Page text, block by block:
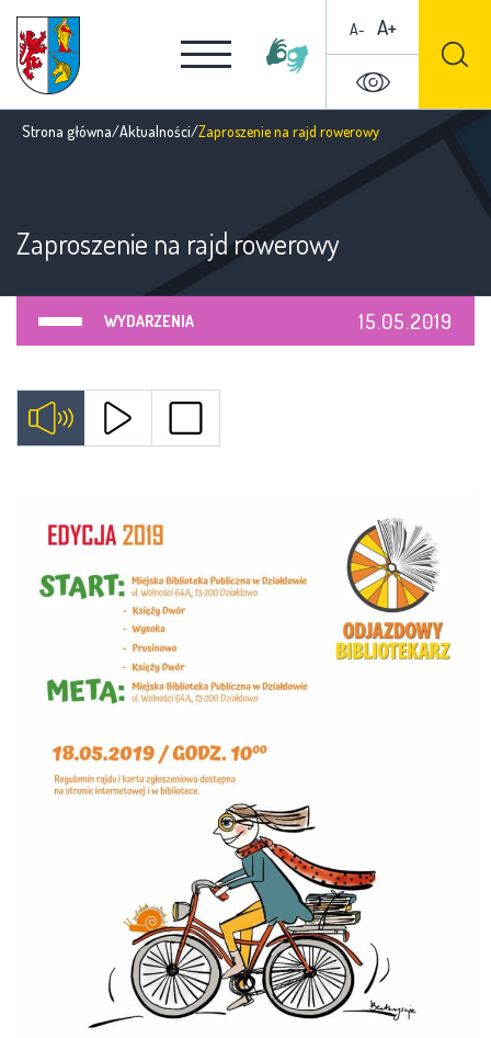
A- A+
Strona główna/Aktualności/Zaproszenie na rajd rowerowy
Zaproszenie na rajd rowerowy
WYDARZENIA 15.05.2019